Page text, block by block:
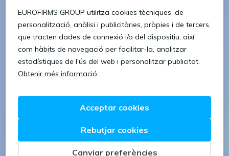
Confirmar contrasenya
8 caràcters 1 lletra minúscula
1 lletra majúscula 1 número